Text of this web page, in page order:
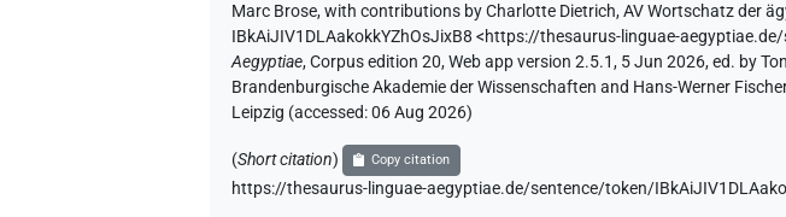
Marc Brose,with contributions by Charlotte Dietrich,AV Wortschatz der
IBkAiJIV1DLAakokkYZhOsJixB8 <https://thesaurus-linguae-
Aegyptiae,Corpus edition 20, Web app version 2.5.1, 5 Jun 2026, ed. by
Brandenburgische Akademie der Wissenschaften and Hans-Werner
Leipzig (accessed:06 Aug 2026)
(Short citation) Copy citation
https://thesaurus-linguae-aegyptiae.de/sentence/token/